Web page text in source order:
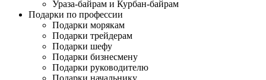
Ураза-байрам и Курбан-байрам
Подарки по профессии
Подарки морякам
Подарки трейдерам
Подарки шефу
Подарки бизнесмену
Подарки руководителю
Подарки начальнику